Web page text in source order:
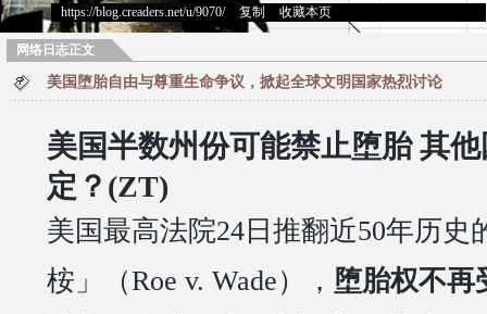
https://blog.creaders.net/u/9070/> 复制 收藏本页
网络日志正文
美国堕胎自由与尊重生命争议，掀起全球文明国家热烈讨论
美国半数州份可能禁止堕胎 其
定？(ZT)
美国最高法院24日推翻近50年历史
桉」（Roe v. Wade）， 堕胎权不再